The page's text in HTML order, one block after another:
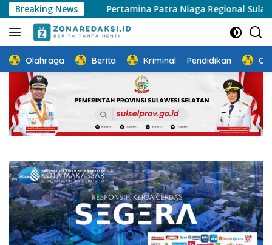
Langsung
ke
konten
Breaking NewsPertamina Patra Niaga Regional Sulawesi Pastikan
Olahraga Berita Kriminal Pendidikan